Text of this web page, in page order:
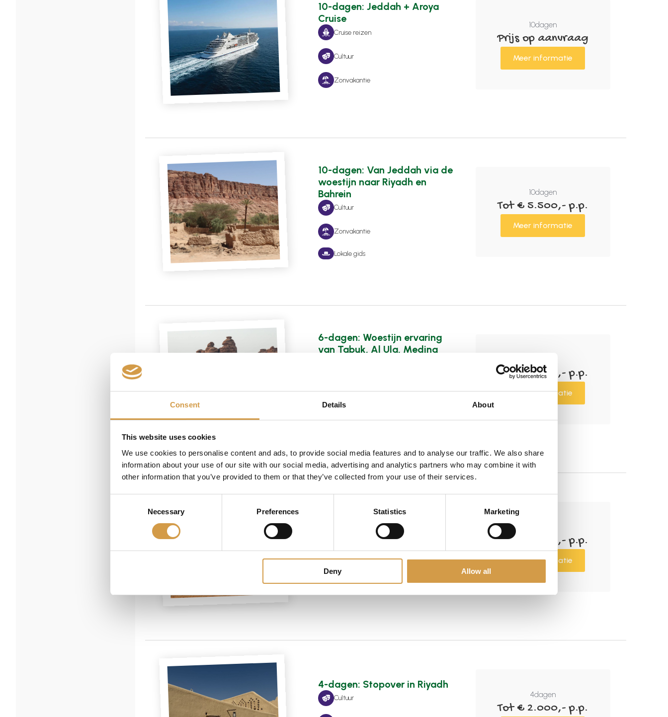
Consent Details About
This website uses cookies
We use cookies to personalise content and ads, to provide social media features and to analyse our traffic. We also share
information about your use of our site with our social media, advertising and analytics partners who may combine it with
other information that you’ve provided to them or that they’ve collected from your use of their services.
Necessary Preferences Statistics Marketing
Deny Allow all
10-dagen: Jeddah + Aroya
Cruise
Cruise reizen
Cultuur
Zonvakantie
10dagen
Prijs op aanvraag
Meer informatie
10-dagen: Van Jeddah via de
woestijn naar Riyadh en
Bahrein
Cultuur
Zonvakantie
Lokale gids
10dagen
Tot € 5.500,- p.p.
Meer informatie
6-dagen: Woestijn ervaring
van Tabuk, Al Ula, Medina
Lokale gids
Tot € 3.500,- p.p.
Meer informatie
5-dagen: Riyadh, Dammam
Zonvakantie
Lokale gids
Tot € 2.500,- p.p.
Meer informatie
4-dagen: Stopover in Riyadh
Cultuur 4dagen
Tot € 2.000,- p.p.